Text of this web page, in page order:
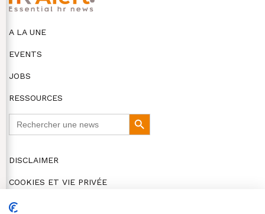
A LA UNE
EVENTS
JOBS
RESSOURCES
Search
Button
DISCLAIMER
COOKIES ET VIE PRIVÉE